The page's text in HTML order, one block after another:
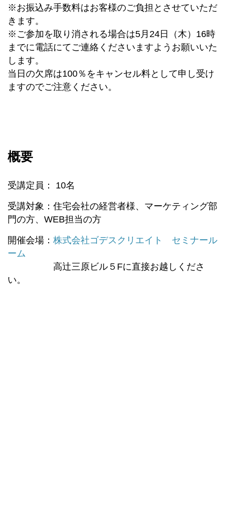
※お振込み手数料はお客様のご負担とさせていただ
きます。
※ご参加を取り消される場合は5月24日（木）16時
までに電話にてご連絡くださいますようお願いいた
します。
当日の欠席は100％をキャンセル料として申し受け
ますのでご注意ください。
概要
受講定員： 10名
受講対象：住宅会社の経営者様、マーケティング部
門の方、WEB担当の方
開催会場： 株式会社ゴデスクリエイト セミナール
ーム
高辻三原ビル５Fに直接お越しくださ
い。